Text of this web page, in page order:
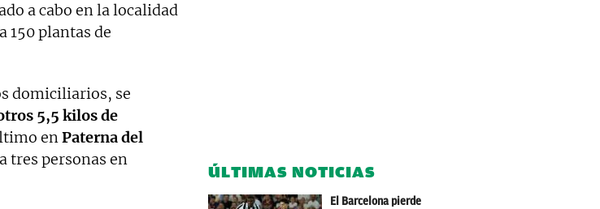
a cabo en la localidad
plantas de
domiciliarios, se
5,5 kilos de
enPaterna del
tres personas en
ÚLTIMAS NOTICIAS
El Barcelona pierde